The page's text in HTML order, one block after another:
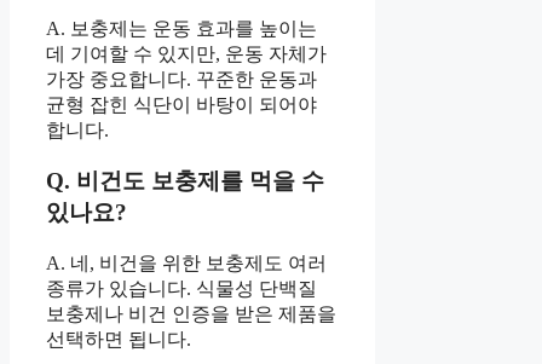
A. 보충제는 운동 효과를 높이는
데 기여할 수 있지만, 운동 자체가
가장 중요합니다. 꾸준한 운동과
균형 잡힌 식단이 바탕이 되어야
합니다.
Q. 비건도 보충제를 먹을 수
있나요?
A. 네, 비건을 위한 보충제도 여러
종류가 있습니다. 식물성 단백질
보충제나 비건 인증을 받은 제품을
선택하면 됩니다.